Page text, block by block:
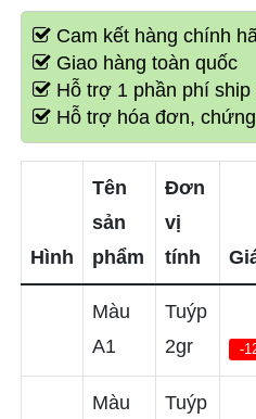
Cam kết hàng chính
Giao hàng toàn quốc
Hỗ trợ 1 phần phí ship
Hỗ trợ hóa đơn,
Hình
Tên
sản
phẩm
Đơn
vị
tính
Màu
A1
Tuýp
2gr
-
Màu
Tuýp